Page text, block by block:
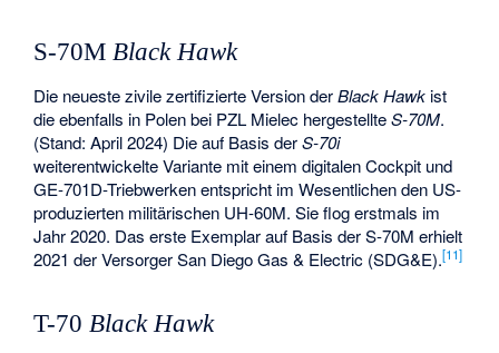
S-70MBlack Hawk
Die neueste zivile zertifizierte Version derBlack Hawk ist
die ebenfalls in Polen bei PZL Mielec hergestellteS-70M.
(Stand: April 2024) Die auf Basis derS-70i
weiterentwickelte Variante mit einem digitalen Cockpit und
GE-701D-Triebwerken entspricht im Wesentlichen den US-
produzierten militärischen UH-60M. Sie flog erstmals im
Jahr 2020. Das erste Exemplar auf Basis der S-70M erhielt
2021 der Versorger San Diego Gas & Electric (SDG&E).[11]
T-70 Black Hawk